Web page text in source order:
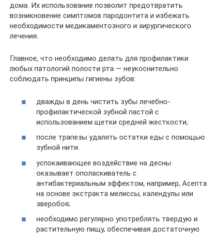
дома. Их использование позволит предотвратить
возникновение симптомов пародонтита и избежать
необходимости медикаментозного и хирургического
лечения.
Главное, что необходимо делать для профилактики
любых патологий полости рта — неукоснительно
соблюдать принципы гигиены зубов:
дважды в день чистить зубы лечебно-
профилактической зубной пастой с
использованием щетки средней жесткости;
после трапезы удалять остатки еды с помощью
зубной нити.
успокаивающее воздействие на десны
оказывает ополаскиватель с
антибактериальным эффектом, например, Асепта
на основе экстракта мелиссы, календулы или
зверобоя;
необходимо регулярно употреблять твердую и
растительную пищу, обеспечивая достаточную